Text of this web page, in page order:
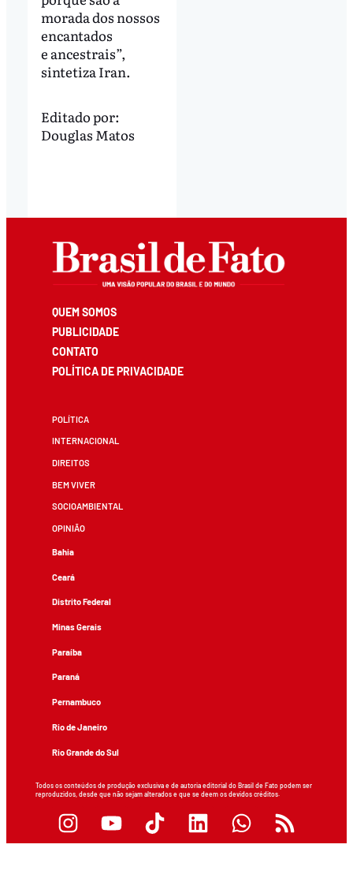
morada dos nossos
encantados
e ancestrais”,
sintetiza Iran.
Editado por:
Douglas Matos
QUEM SOMOS
PUBLICIDADE
CONTATO
POLÍTICA DE PRIVACIDADE
POLÍTICA
INTERNACIONAL
DIREITOS
BEM VIVER
SOCIOAMBIENTAL
OPINIÃO
Bahia
Ceará
Distrito Federal
Minas Gerais
Paraíba
Paraná
Pernambuco
Rio de Janeiro
Rio Grande do Sul
Todos os conteúdos de produção exclusiva e de autoria editorial do Brasil de Fato podem ser
reproduzidos, desde que não sejam alterados e que se deem os devidos créditos.